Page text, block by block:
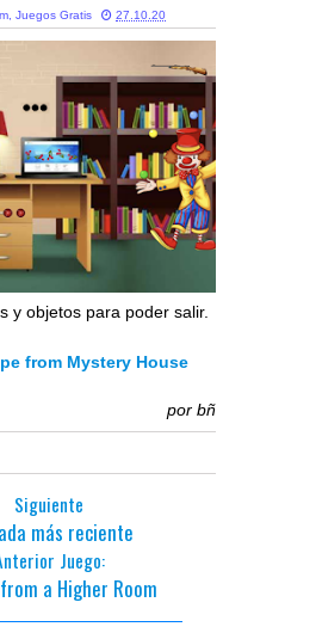
, Juegos Gratis 27.10.20
y objetos para poder salir.
from Mystery House
por bñ
Siguiente
más reciente
Juego:
a Higher Room